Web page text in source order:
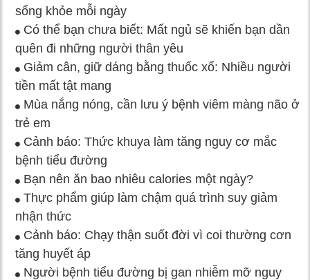
sống khỏe mỗi ngày
Có thể bạn chưa biết: Mất ngủ sẽ khiến bạn dần
quên đi những người thân yêu
Giảm cân, giữ dáng bằng thuốc xổ: Nhiều người
tiền mất tật mang
Mùa nắng nóng, cần lưu ý bệnh viêm màng não ở
trẻ em
Cảnh báo: Thức khuya làm tăng nguy cơ mắc
bệnh tiểu đường
Bạn nên ăn bao nhiêu calories một ngày?
Thực phẩm giúp làm chậm quá trình suy giảm
nhận thức
Cảnh báo: Chạy thận suốt đời vì coi thường cơn
tăng huyết áp
Người bệnh tiểu đường bị gan nhiễm mỡ nguy